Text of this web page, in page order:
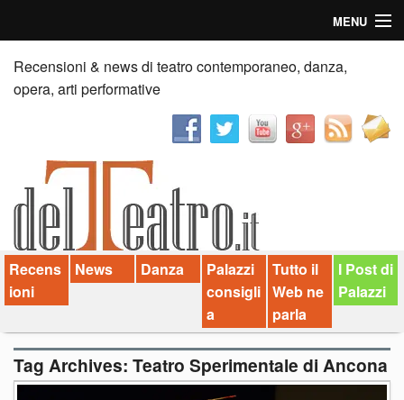
MENU
Home
Recensioni
News
Palazzi consiglia
Video
Chi siamo
Contatti
Recensioni & news di teatro contemporaneo, danza,
opera, arti performative
Recens
ioni
News Danza
Palazzi
consigli
a
Tutto il
Web ne
parla
I Post di
Palazzi
Tag Archives: Teatro Sperimentale di Ancona